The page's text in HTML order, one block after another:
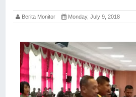
Berita Monitor Monday, July 9, 2018